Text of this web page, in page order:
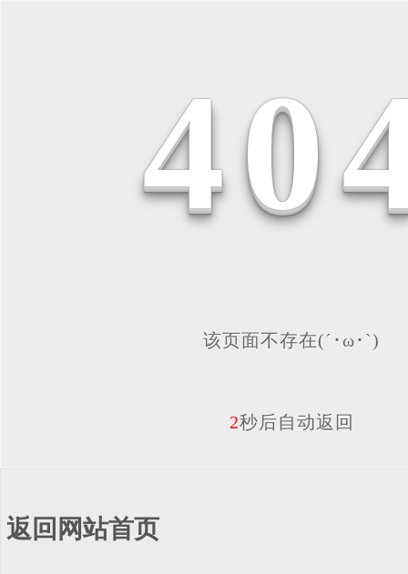
40
该页面不存在(´･ω･`)
2秒后自动返回
返回网站首页